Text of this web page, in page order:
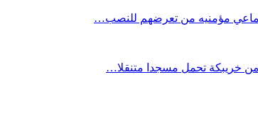
مؤمنيه من تعرضهم للنصب…
من خريبكة تحمل مسجدا متنقلا…